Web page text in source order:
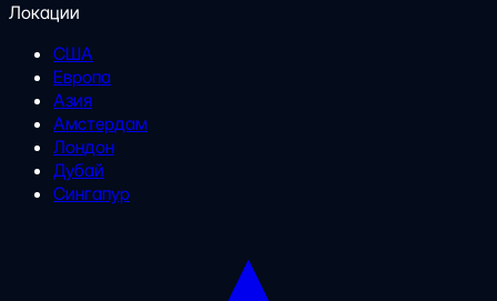
Локации
США
Европа
Азия
Амстердам
Лондон
Дубай
Сингапур